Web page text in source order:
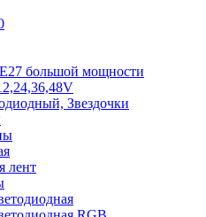
большой мощности
Звездочки
лент